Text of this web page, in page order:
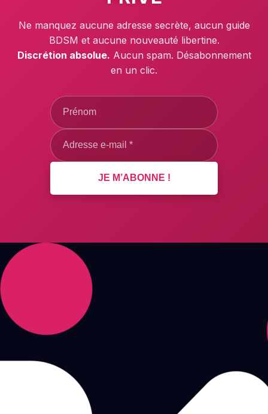
Ne manquez aucune adresse secrète, aucun guide
BDSM et aucune nouveauté libertine.
Discrétion absolue. Aucun spam. Désabonnement
en un clic.